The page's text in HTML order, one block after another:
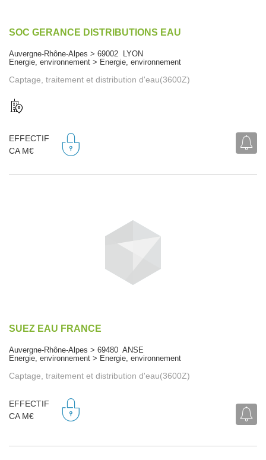
SOC GERANCE DISTRIBUTIONS EAU
Auvergne-Rhône-Alpes > 69002 LYON
Energie, environnement > Energie, environnement
Captage, traitement et distribution d'eau(3600Z)
EFFECTIF
CA M€
SUEZ EAU FRANCE
Auvergne-Rhône-Alpes > 69480 ANSE
Energie, environnement > Energie, environnement
Captage, traitement et distribution d'eau(3600Z)
EFFECTIF
CA M€